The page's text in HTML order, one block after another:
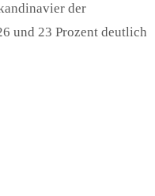
der
und 23 Prozent deutlich